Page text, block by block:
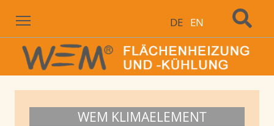
DE EN
WEM KLIMAELEMENT